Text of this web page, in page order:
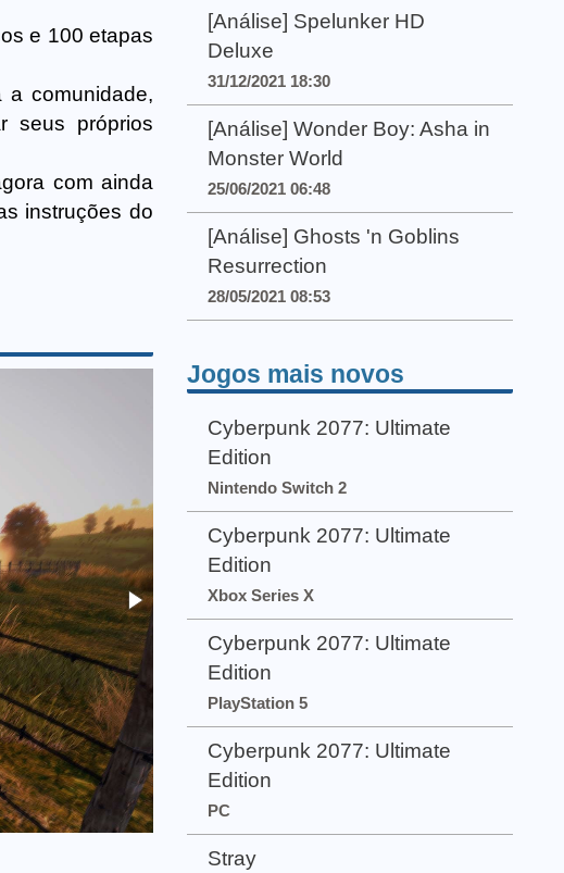
e 100 etapas
comunidade,
seus próprios
com ainda
instruções do
[Análise] Spelunker HD
Deluxe
31/12/2021 18:30
[Análise] Wonder Boy: Asha in
Monster World
25/06/2021 06:48
[Análise] Ghosts 'n Goblins
Resurrection
28/05/2021 08:53
Jogos mais novos
Cyberpunk 2077: Ultimate
Edition
Nintendo Switch 2
Cyberpunk 2077: Ultimate
Edition
Xbox Series X
Cyberpunk 2077: Ultimate
Edition
PlayStation 5
Cyberpunk 2077: Ultimate
Edition
PC
Stray